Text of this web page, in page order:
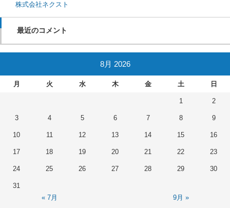
株式会社ネクスト
最近のコメント
8月 2026
月 火 水 木 金 土 日
1 2
3 4 5 6 7 8 9
10 11 12 13 14 15 16
17 18 19 20 21 22 23
24 25 26 27 28 29 30
31
« 7月
9月 »